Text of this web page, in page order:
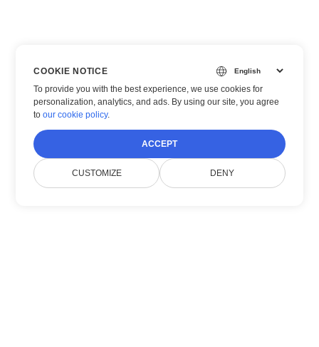
COOKIE NOTICE
To provide you with the best experience, we use cookies for
personalization, analytics, and ads. By using our site, you agree
toour cookie policy.
ACCEPT
CUSTOMIZE DENY